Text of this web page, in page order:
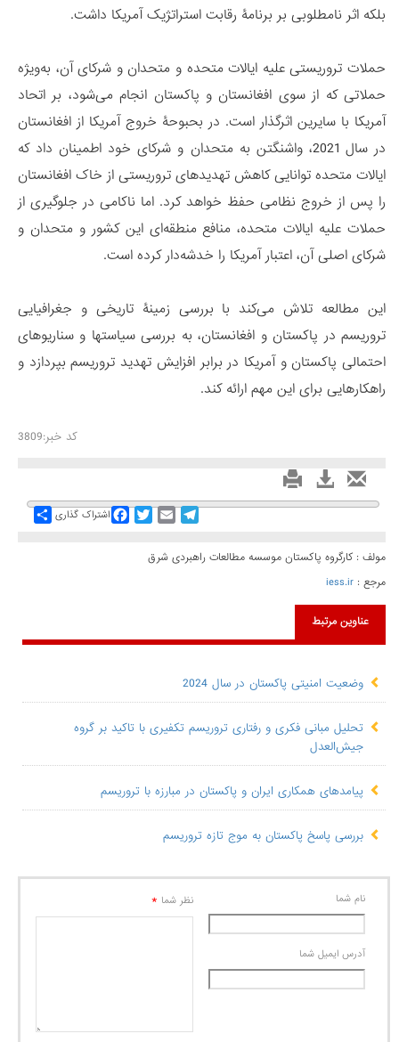
بلکه اثر نامطلوبی بر برنامۀ رقابت استراتژیک آمریکا داشت.
حملات تروریستی علیه ایالات‏ متحده و متحدان و شرکای آن، به‌ویژه
حملاتی که از سوی افغانستان و پاکستان انجام می‌‏شود، بر اتحاد
آمریکا با سایرین اثرگذار است. در بحبوحۀ خروج آمریکا از افغانستان
در سال 2021، واشنگتن به متحدان و شرکای خود اطمینان داد که
ایالات‏ متحده توانایی کاهش تهدیدهای تروریستی از خاک افغانستان
را پس از خروج نظامی حفظ خواهد کرد. اما ناکامی در جلوگیری از
حملات علیه ایالات متحده، منافع منطقه‌‏ای این کشور و متحدان و
شرکای اصلی آن، اعتبار آمریکا را خدشه‌دار کرده است.
این مطالعه تلاش می‏‌کند با بررسی زمینۀ تاریخی و جغرافیایی
تروریسم در پاکستان و افغانستان، به بررسی سیاست‏ها و سناریوهای
احتمالی پاکستان و آمریکا در برابر افزایش تهدید تروریسم بپردازد و
راهکارهایی برای این مهم ارائه کند.
کد خبر:3809
Share اشتراک گذاری
FacebookTwitterEmail
Telegram
مولف : کارگروه پاکستان موسسه مطالعات راهبردی شرق
مرجع : iess.ir
عناوین مرتبط
وضعیت امنیتی پاکستان در سال 2024
تحلیل مبانی فکری و رفتاری تروریسم تکفیری با تاکید بر گروه
جیش‌العدل
پیامدهای همکاری ایران و پاکستان در مبارزه با تروریسم
بررسی پاسخ پاکستان به موج تازه تروریسم
نام شما
آدرس ايميل شما
نظر شما *